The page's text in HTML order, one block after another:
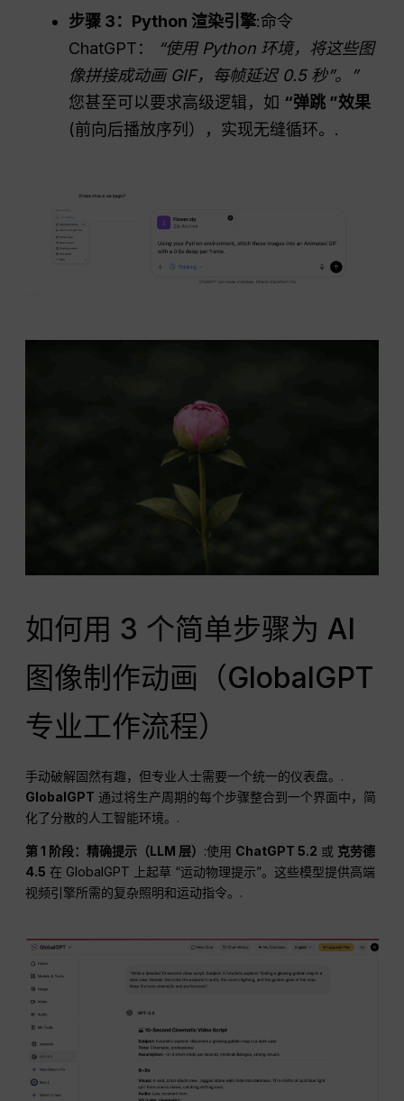
步骤 3：Python 渲染引擎:命令
ChatGPT：
“使用 Python 环境，将这些图
像拼接成动画 GIF，每帧延迟 0.5 秒”。”
您甚至可以要求高级逻辑，如 “弹跳 ”效果
(前向后播放序列），实现无缝循环。.
如何用 3 个简单步骤为 AI
图像制作动画（GlobalGPT
专业工作流程）
手动破解固然有趣，但专业人士需要一个统一的仪表盘。.
GlobalGPT 通过将生产周期的每个步骤整合到一个界面中，简
化了分散的人工智能环境。.
第 1 阶段：精确提示（LLM 层） :使用 ChatGPT 5.2 或 克劳德
4.5 在 GlobalGPT 上起草 “运动物理提示”。这些模型提供高端
视频引擎所需的复杂照明和运动指令。.